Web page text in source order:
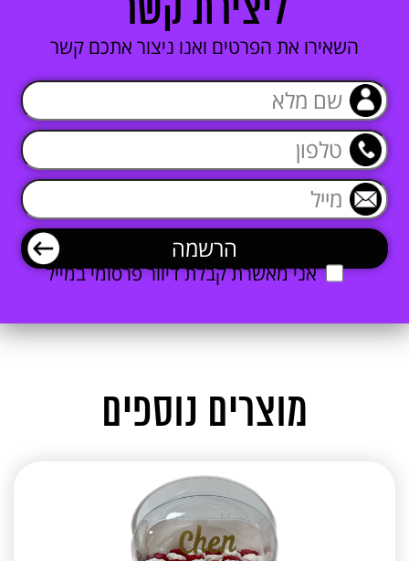
ליצירת קשר
השאירו את הפרטים ואנו ניצור אתכם קשר
אני מאשרת קבלת דיוור פרסומי במייל
מוצרים נוספים